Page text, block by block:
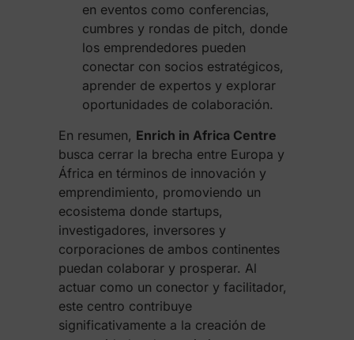
en eventos como conferencias,
cumbres y rondas de pitch, donde
los emprendedores pueden
conectar con socios estratégicos,
aprender de expertos y explorar
oportunidades de colaboración.
En resumen, Enrich in Africa Centre
busca cerrar la brecha entre Europa y
África en términos de innovación y
emprendimiento, promoviendo un
ecosistema donde startups,
investigadores, inversores y
corporaciones de ambos continentes
puedan colaborar y prosperar. Al
actuar como un conector y facilitador,
este centro contribuye
significativamente a la creación de